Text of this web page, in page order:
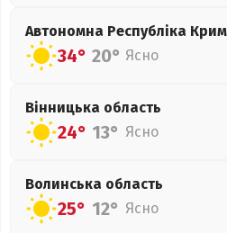
Автономна Республіка Крим
34° 20° Ясно
Вінницька область
24° 13° Ясно
Волинська область
25° 12° Ясно